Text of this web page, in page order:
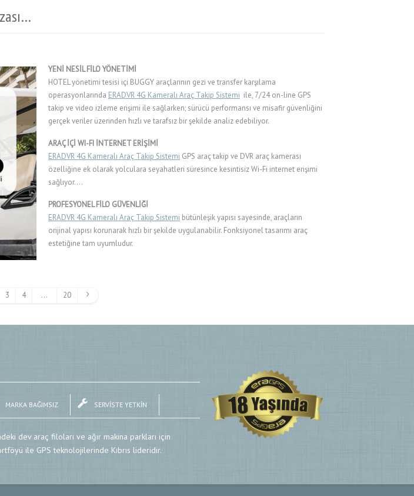
YENİ NESİL FİLO YÖNETİMİ
HOTEL yönetimi tesisi içi BUGGY araçlarının gezi ve transfer karşılama
operasyonlarında ERADVR 4G Kameralı Araç Takip Sistemi ile, 7/24 on-line GPS
takip ve video izleme erişimi ile sağlarken; sürücü performansı ve misafir güvenliğini
gerçek veriler üzerinden hızlı ve tarafsız bir şekilde analiz edebiliyor.
ARAÇ İÇİ WI-FI İNTERNET ERİŞİMİ
ERADVR 4G Kameralı Araç Takip Sistemi GPS araç takip ve DVR araç kamerası
özelliğine ek olarak yolculara seyahatleri süresince kesintisiz Wi-Fi internet erişimi
sağlıyor….
PROFESYONEL FİLO GÜVENLİĞİ
ERADVR 4G Kameralı Araç Takip Sistemi bütünleşik yapısı sayesinde, araçların
orijinal yapısı korunarak hızlı bir şekilde uygulanabilir. Fonksiyonel tasarımı araç
estetiğine tam uyumludur.
3 4 … 20
MARKA BAĞIMSIZ SERVİSTE YETKİN
dev araç filoları ve ağır makina parkları için
ile GPS teknolojilerinde Kıbrıs lideridir.